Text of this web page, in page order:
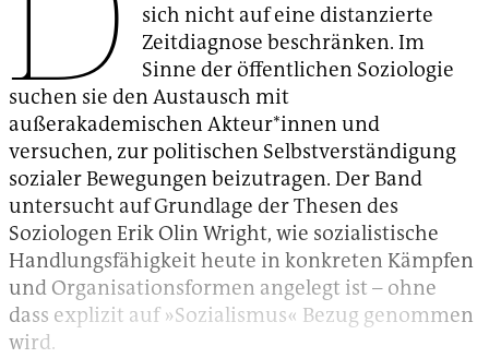
sich nicht auf eine distanzierte
Zeitdiagnose beschränken. Im
Sinne der öffentlichen Soziologie
suchen sie den Austausch mit
außerakademischen Akteur*innen und
versuchen, zur politischen Selbstverständigung
sozialer Bewegungen beizutragen. Der Band
untersucht auf Grundlage der Thesen des
Soziologen Erik Olin Wright, wie sozialistische
Handlungsfähigkeit heute in konkreten Kämpfen
und Organisationsformen angelegt ist – ohne
dass explizit auf »Sozialismus« Bezug genommen
wird.